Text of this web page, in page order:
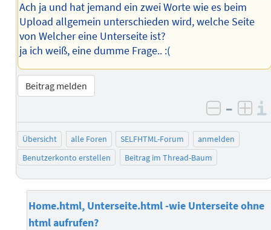
Ach ja und hat jemand ein zwei Worte wie es beim
Upload allgemein unterschieden wird, welche Seite
von Welcher eine Unterseite ist?
ja ich weiß, eine dumme Frage.. :(
Beitrag melden
negativ
–
Übersicht alle Foren SELFHTML-Forum
anmelden
Benutzerkonto erstellen
Beitrag im Thread-Baum
Home.html, Unterseite.html -wie Unterseite ohne
html aufrufen?